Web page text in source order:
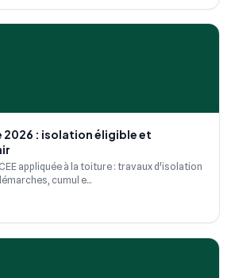
2026 : isolation éligible et
appliquée à la toiture : travaux d'isolation
cumul e...